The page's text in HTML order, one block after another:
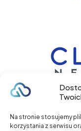
Na stronie stosujemy
korzystania z serwisu